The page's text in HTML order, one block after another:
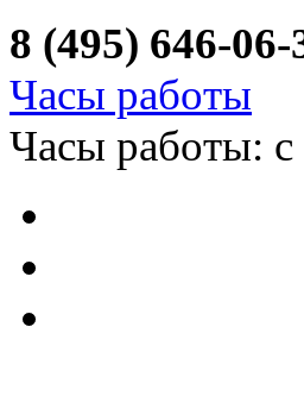
8 (495) 646-06-
Часы работы
Часы работы: